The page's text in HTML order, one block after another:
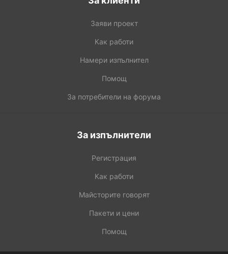
Заяви проект
Как работи
Намери изпълнител
Помощ
За потребители на форума
За изпълнители
Регистрация
Как работи
Майсторите говорят
Пакети и цени
Помощ